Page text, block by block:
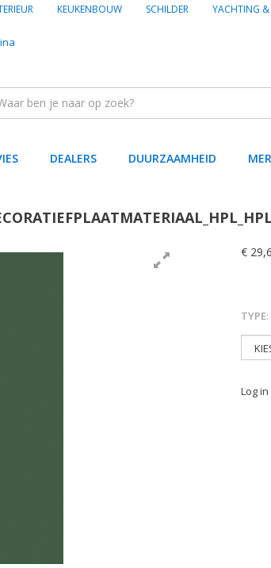
KEUKENBOUW SCHILDER YACHTING &
DEALERS DUURZAAMHEID
€
TYPE:
Log